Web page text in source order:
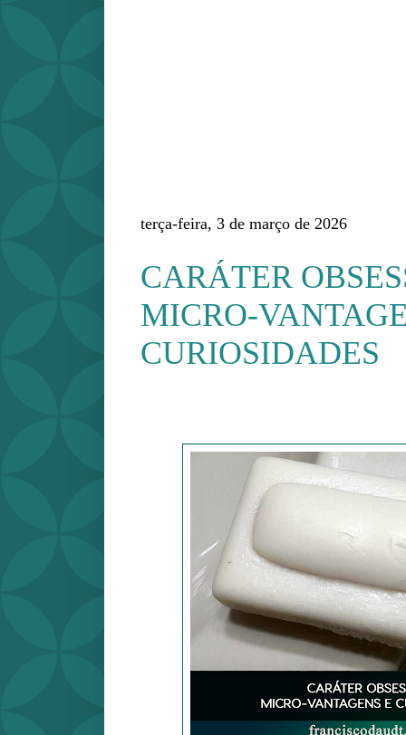
terça-feira, 3 de março de 2026
CARÁTER
MICRO-
CURIOSIDADES